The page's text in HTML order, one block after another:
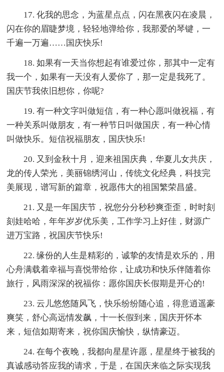
17. 化我的思念，为蓝星点点，闪在黑夜闪在凌晨，
闪在你的眉睫梦境，轻轻地弹给你，我那爱的琴键，一
千遍一万遍……国庆快乐!
18. 如果有一天当你想起有谁爱过你，那其中一定有
我一个，如果有一天没有人爱你了，那一定是我死了。
国庆节我依旧想你，你呢?
19. 有一种文字叫做短信，有一种心愿叫做祝福，有
一种关系叫做朋友，有一种节日叫做国庆，有一种心情
叫做快乐。短信祝福朋友，国庆快乐!
20. 又到金秋十月，迎来祖国庆典，华夏儿女共庆，
龙的传人荣光，美丽锦绣河山，传统文化经典，科技完
美展现，谱写新的篇章，祝愿伟大的祖国繁荣昌盛。
21. 又是一年国庆节，祝您分分秒秒爽歪歪，时时刻
刻娃哈哈，年年岁岁优乐美，工作学习上好佳，财源广
进万宝路，祝国庆节快乐!
22. 缘份的人生是精彩的，诚挚的友情是欢乐的，用
心舟满载着幸福与喜悦带给你，让成功和快乐伴随着你
旅行，风雨深深的祝福你：愿你国庆长假期是开心的!
23. 云儿悠悠随风飞，快乐纷纷随心追，得意逍遥豪
爽笑，舒心高远情发飙，十一长假到来，国庆开怀本
来，短信如期寄来，祝你国庆愉快，纵情豪迈。
24. 在每个夜晚，我都向星星许愿，星星终于被我的
真诚感动答应我的请求，于是，在国庆来临之际实现我